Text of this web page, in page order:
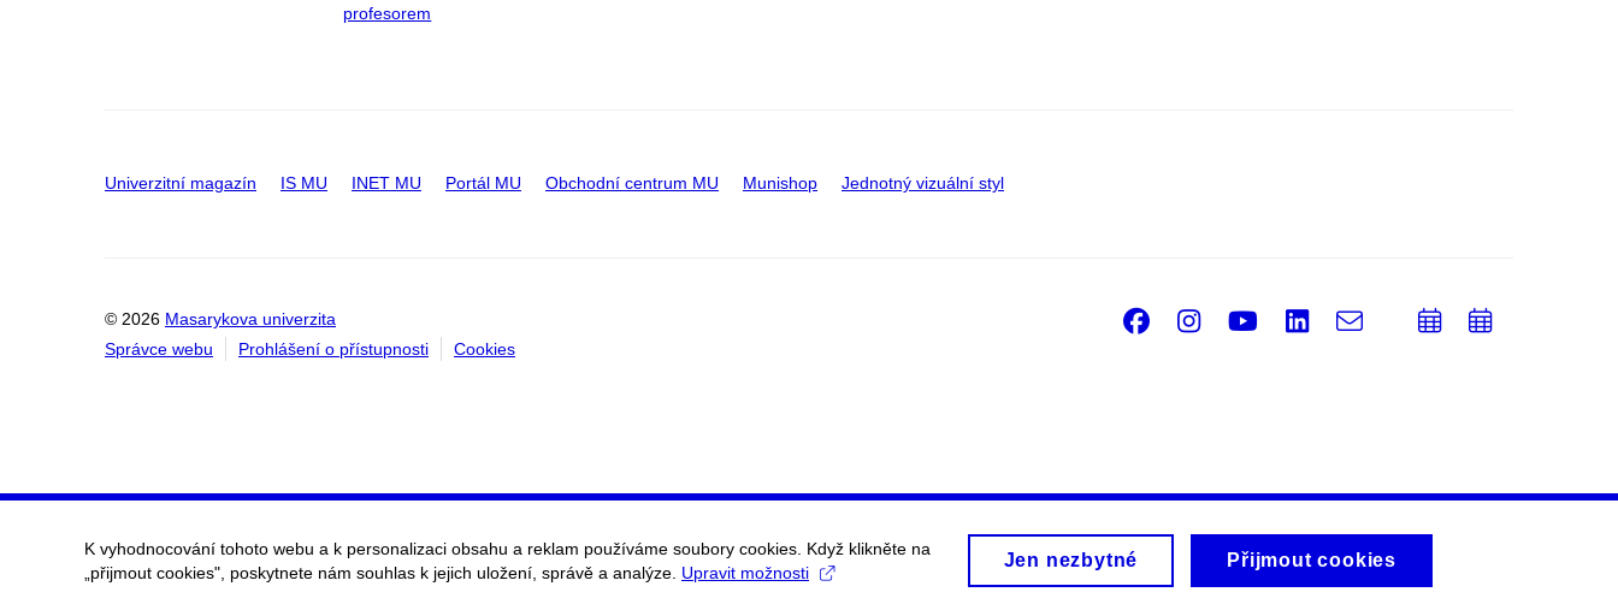
profesorem
Univerzitní magazín IS MU INET MU Portál MU Obchodní centrum MU Munishop Jednotný vizuální styl
© 2026 Masarykova univerzita
Správce webu
Prohlášení o přístupnosti Cookies
Facebook
Instagram
Youtube
LinkedIn
e-
PřidatPřidat
K vyhodnocování tohoto webu a k personalizaci obsahu a reklam používáme soubory cookies. Když klikněte na
„přijmout cookies", poskytnete nám souhlas k jejich uložení, správě a analýze. Upravit možnosti
Jen nezbytné Přijmout cookies